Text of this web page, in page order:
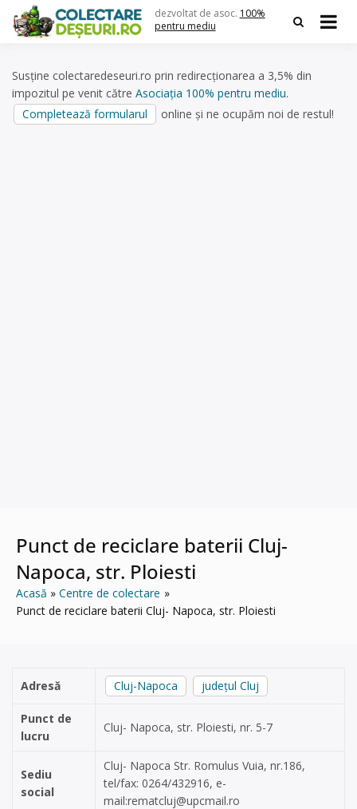
content
dezvoltat de asoc. 100%
pentru mediu
Susține colectaredeseuri.ro prin redirecționarea a 3,5% din
impozitul pe venit către Asociația 100% pentru mediu.
Completează formularul
online și ne ocupăm noi de restul!
Punct de reciclare baterii Cluj-
Napoca, str. Ploiesti
Acasă
Centre de colectare
Punct de reciclare baterii Cluj- Napoca, str. Ploiesti
Adresă Cluj-Napoca județul Cluj
Punct de
lucru
Cluj- Napoca, str. Ploiesti, nr. 5-7
Sediu
social
Cluj- Napoca Str. Romulus Vuia, nr.186,
tel/fax: 0264/432916, e-
mail:rematcluj@upcmail.ro